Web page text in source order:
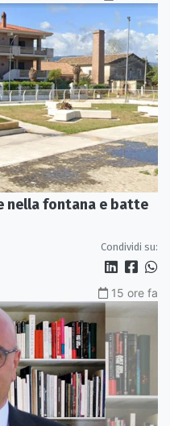
nella fontana e batte
Condividi su:
15 ore fa